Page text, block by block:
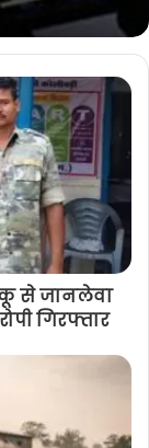
से जानलेवा
गिरफ्तार